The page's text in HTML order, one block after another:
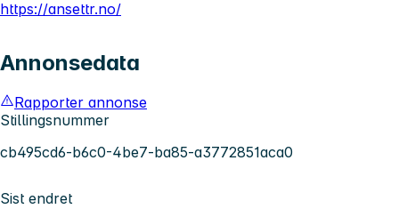
https://ansettr.no/
Annonsedata
Rapporter annonse
Stillingsnummer
cb495cd6-b6c0-4be7-ba85-a3772851aca0
Sist endret